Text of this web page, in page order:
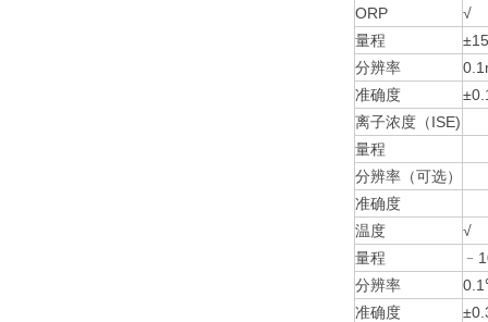
ORP
√
量程
分辨率
准确度
离子浓度（ISE)
量程
分辨率（可选）
准确度
温度
√
量程
分辨率
准确度